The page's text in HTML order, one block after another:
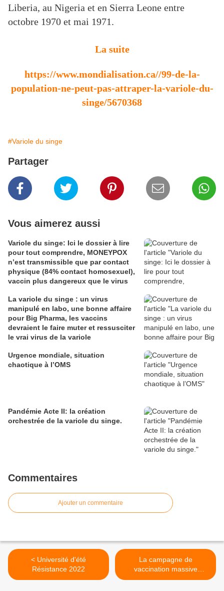
Liberia, au Nigeria et en Sierra Leone entre
octobre 1970 et mai 1971.
La suite
https://www.mondialisation.ca//99-de-la-
population-ne-peut-pas-attraper-la-variole-du-
singe/5670368
#Variole du singe
Partager
Vous aimerez aussi
Variole du singe: Ici le dossier à lire
pour tout comprendre, MONEYPOX
n’est transmissible que par contact
physique (84% contact homosexuel),
vaccin plus dangereux que le virus
La variole du singe : un virus
manipulé en labo, une bonne affaire
pour Big Pharma, les vaccins
devraient le faire muter et ressusciter
le vrai virus de la variole
Urgence mondiale, situation
chaotique à l’OMS
Pandémie Acte II: la création
orchestrée de la variole du singe.
Commentaires
Ajouter un commentaire
< Université d'été
Résistance 2022
La campagne de
vaccination massive
pendant la période covid ne